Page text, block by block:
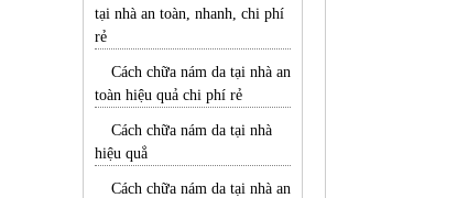
tại nhà an toàn, nhanh, chi phí
rẻ
Cách chữa nám da tại nhà an
toàn hiệu quả chi phí rẻ
Cách chữa nám da tại nhà
hiệu quẳ
Cách chữa nám da tại nhà an